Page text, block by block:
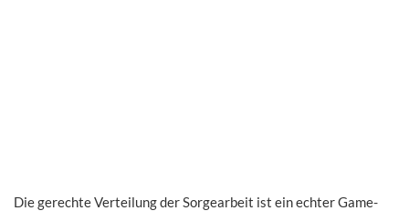
Die gerechte Verteilung der Sorgearbeit ist ein echter Game-